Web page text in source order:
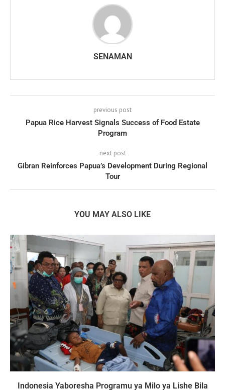
SENAMAN
previous post
Papua Rice Harvest Signals Success of Food Estate
Program
next post
Gibran Reinforces Papua’s Development During Regional
Tour
YOU MAY ALSO LIKE
Indonesia Yaboresha Programu ya Milo ya Lishe Bila